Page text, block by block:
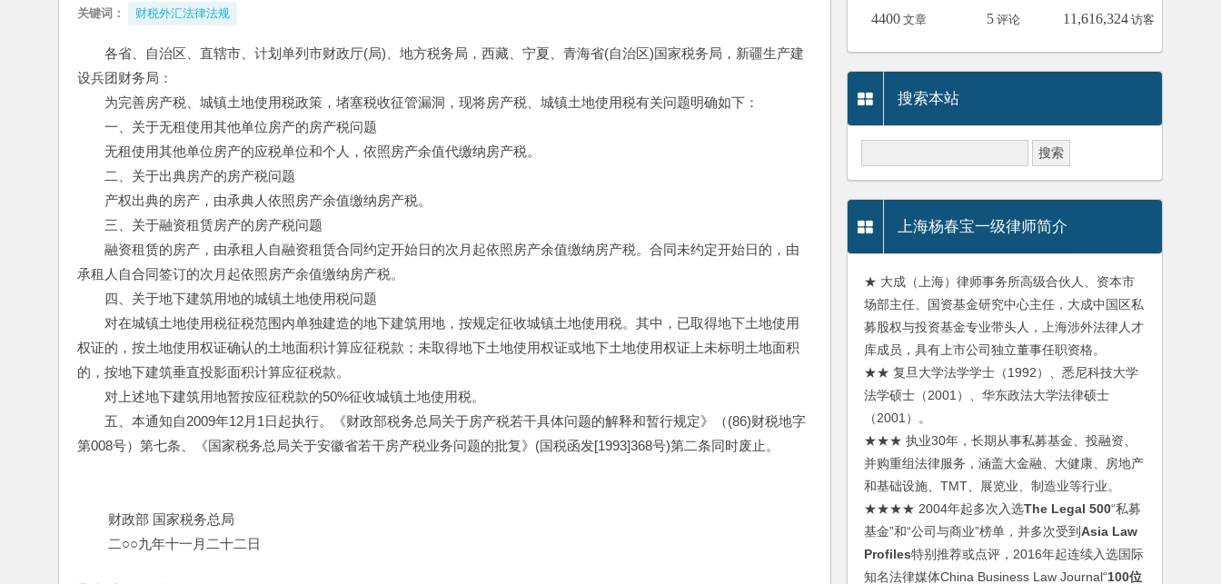
关键词： 财税外汇法律法规
各省、自治区、直辖市、计划单列市财政厅(局)、地方税务局，西藏、宁夏、青海省(自治区)国家税务局，新疆生产建
设兵团财务局：
为完善房产税、城镇土地使用税政策，堵塞税收征管漏洞，现将房产税、城镇土地使用税有关问题明确如下：
一、关于无租使用其他单位房产的房产税问题
无租使用其他单位房产的应税单位和个人，依照房产余值代缴纳房产税。
二、关于出典房产的房产税问题
产权出典的房产，由承典人依照房产余值缴纳房产税。
三、关于融资租赁房产的房产税问题
融资租赁的房产，由承租人自融资租赁合同约定开始日的次月起依照房产余值缴纳房产税。合同未约定开始日的，由
承租人自合同签订的次月起依照房产余值缴纳房产税。
四、关于地下建筑用地的城镇土地使用税问题
对在城镇土地使用税征税范围内单独建造的地下建筑用地，按规定征收城镇土地使用税。其中，已取得地下土地使用
权证的，按土地使用权证确认的土地面积计算应征税款；未取得地下土地使用权证或地下土地使用权证上未标明土地面积
的，按地下建筑垂直投影面积计算应征税款。
对上述地下建筑用地暂按应征税款的50%征收城镇土地使用税。
五、本通知自2009年12月1日起执行。《财政部税务总局关于房产税若干具体问题的解释和暂行规定》（(86)财税地字
第008号）第七条、《国家税务总局关于安徽省若干房产税业务问题的批复》(国税函发[1993]368号)第二条同时废止。
财政部 国家税务总局
二○○九年十一月二十二日
4400 文章 5 评论 11,616,324 访客
搜索本站
上海杨春宝一级律师简介
★ 大成（上海）律师事务所高级合伙人、资本市
场部主任、国资基金研究中心主任，大成中国区私
募股权与投资基金专业带头人，上海涉外法律人才
库成员，具有上市公司独立董事任职资格。
★★ 复旦大学法学学士（1992）、悉尼科技大学
法学硕士（2001）、华东政法大学法律硕士
（2001）。
★★★ 执业30年，长期从事私募基金、投融资、
并购重组法律服务，涵盖大金融、大健康、房地产
和基础设施、TMT、展览业、制造业等行业。
★★★★ 2004年起多次入选The Legal 500“私募
基金”和“公司与商业”榜单，并多次受到Asia Law
Profiles特别推荐或点评，2016年起连续入选国际
知名法律媒体China Business Law Journal“100位